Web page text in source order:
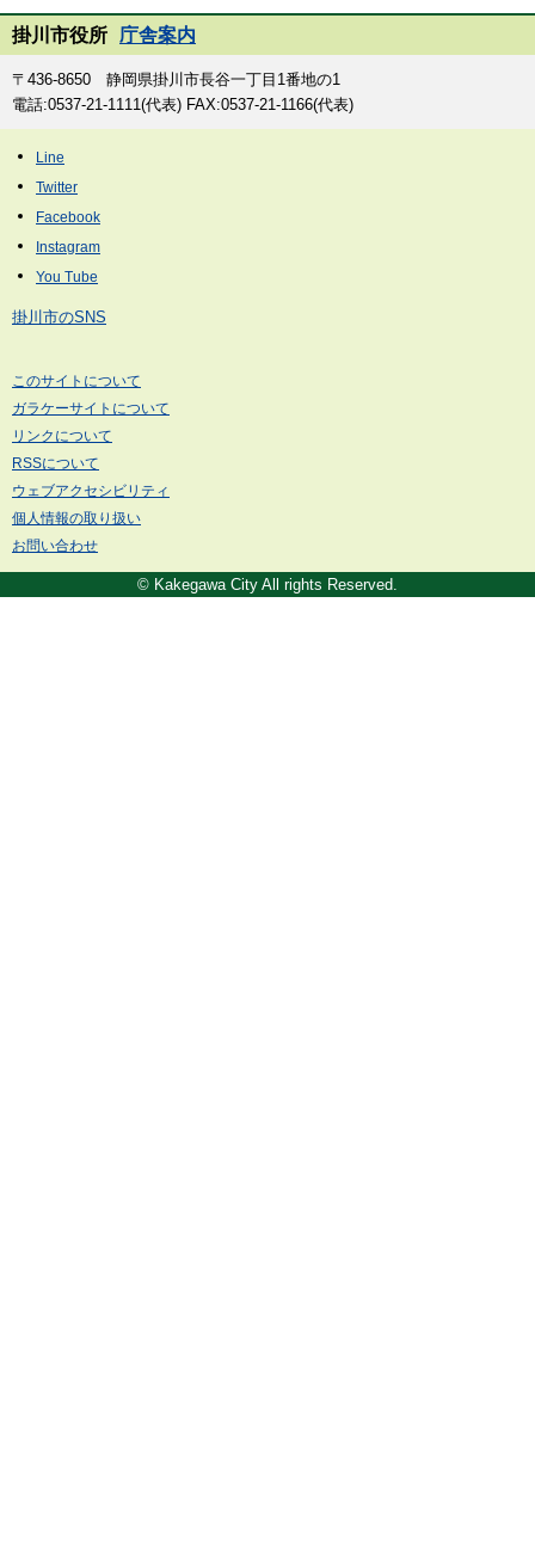
掛川市役所 庁舎案内
〒436-8650 静岡県掛川市長谷一丁目1番地の1
電話:0537-21-1111(代表) FAX:0537-21-1166(代表)
掛川市のSNS
このサイトについて
ガラケーサイトについて
リンクについて
RSSについて
ウェブアクセシビリティ
個人情報の取り扱い
お問い合わせ
© Kakegawa City All rights Reserved.